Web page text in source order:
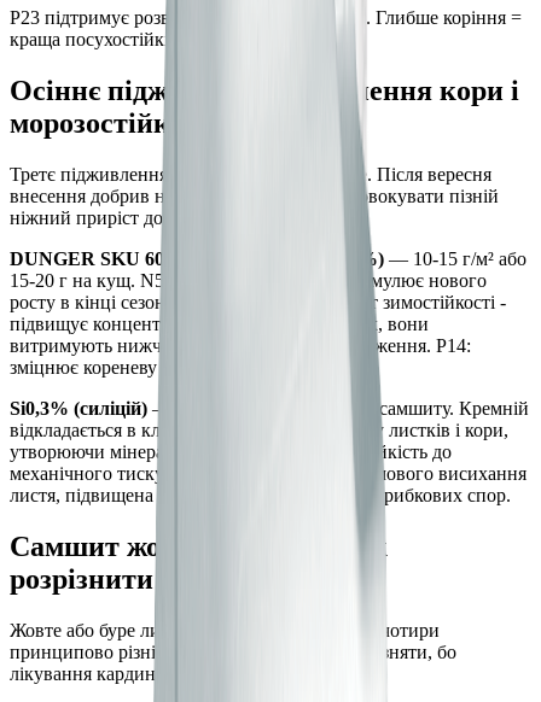
P23 підтримує розвиток кореневої системи. Глибше коріння =
краща посухостійкість самшиту влітку.
Осіннє підживлення: зміцнення кори і
морозостійкість (вересень)
Третє підживлення — у вересні, не пізніше. Після вересня
внесення добрив небажане: азот може спровокувати пізній
ніжний приріст до морозів.
DUNGER SKU 601 (N5-P14-K21-S6-Si0,3%) — 10-15 г/м² або
15-20 г на кущ. N5: дуже малий азот, не стимулює нового
росту в кінці сезону. K21: основний елемент зимостійкості -
підвищує концентрацію розчинів у клітинах, вони
витримують нижчі температури без пошкодження. P14:
зміцнює кореневу систему перед зимою.
Si0,3% (силіцій) — особливо важливий для самшиту. Кремній
відкладається в клітинних стінках епідермісу листків і кори,
утворюючи мінеральний каркас. Ефекти: стійкість до
механічного тиску снігу на крону, менше зимового висихання
листя, підвищена стійкість до проникнення грибкових спор.
Самшит жовтіє або сохне: як
розрізнити причини
Жовте або буре листя на самшиті може мати чотири
принципово різні причини. Їх важливо розрізняти, бо
лікування кардинально відрізняється: